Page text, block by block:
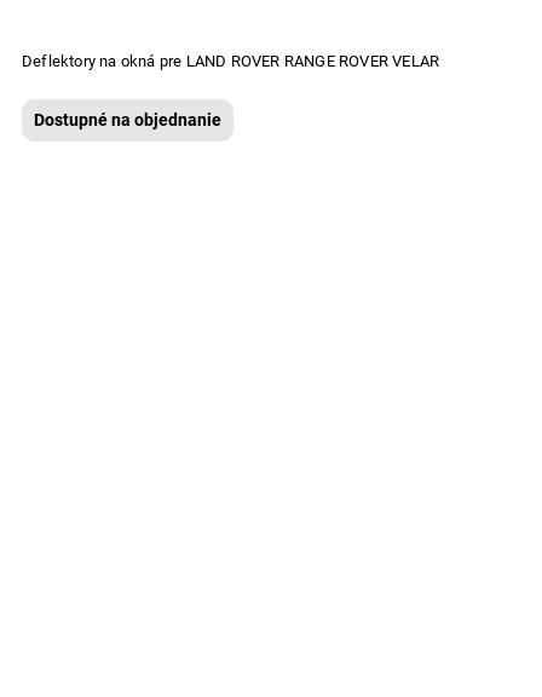
Deflektory na okná pre LAND ROVER RANGE ROVER VELAR
Dostupné na objednanie